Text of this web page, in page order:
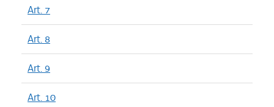
Art. 7
Art. 8
Art. 9
Art. 10